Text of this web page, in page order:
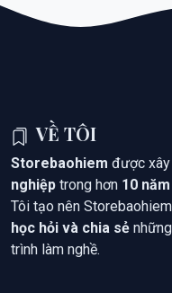
VỀ TÔI
Storebaohiem được
nghiệp trong hơn 10
Tôi tạo nên
học hỏi và chia sẻ
trình làm nghề.